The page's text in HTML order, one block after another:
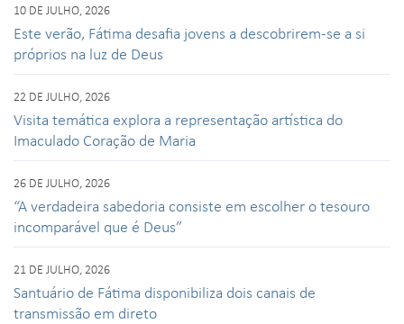
10 DE JULHO, 2026
Este verão, Fátima desafia jovens a descobrirem-se a si
próprios na luz de Deus
22 DE JULHO, 2026
Visita temática explora a representação artística do
Imaculado Coração de Maria
26 DE JULHO, 2026
“A verdadeira sabedoria consiste em escolher o tesouro
incomparável que é Deus”
21 DE JULHO, 2026
Santuário de Fátima disponibiliza dois canais de
transmissão em direto